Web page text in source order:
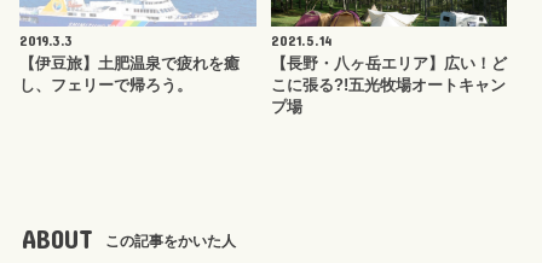
2019.3.3
【伊豆旅】土肥温泉で疲れを癒
し、フェリーで帰ろう。
2021.5.14
【長野・八ヶ岳エリア】広い！ど
こに張る?!五光牧場オートキャン
プ場
ABOUT この記事をかいた人